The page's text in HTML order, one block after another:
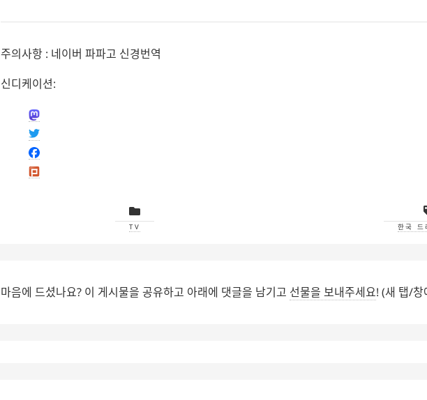
주의사항 : 네이버 파파고 신경번역
신디케이션:
TV 한국 드
마음에 드셨나요? 이 게시물을 공유하고 아래에 댓글을 남기고 선물을 보내주세요! (새 탭/창